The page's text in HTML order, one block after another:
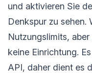
und aktivieren Sie
Denkspur zu sehen.
Nutzungslimits,
keine Einrichtung.
API, daher dient es